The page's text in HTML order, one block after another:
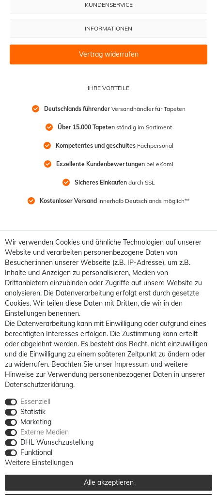
IHRE VORTEILE
Deutschlands führender Versandhändler für Tapeten
Über 15.000 Tapeten ständig im Sortiment
Kompetentes und geschultes Fachpersonal
Exzellente Kundenbewertungen bei eKomi
Sicheres Einkaufen durch SSL
Kostenloser Versand innerhalb Deutschlands möglich**
KUNDENSERVICE
INFORMATIONEN
Vertrag widerrufen
Wir verwenden Cookies und ähnliche Technologien auf unserer
Website und verarbeiten personenbezogene Daten von
Besucher:innen unserer Webseite (z.B. IP-Adresse), um z.B.
Inhalte und Anzeigen zu personalisieren, Medien von
Drittanbietern einzubinden oder Zugriffe auf unsere Website zu
analysieren. Die Datenverarbeitung erfolgt erst durch gesetzte
Cookies. Wir teilen diese Daten mit Dritten, die wir in den
Einstellungen benennen.
Die Datenverarbeitung kann mit Einwilligung oder aufgrund eines
berechtigten Interesses erfolgen. Die Zustimmung kann erteilt
oder abgelehnt werden. Es besteht das Recht, nicht einzuwilligen
und die Einwilligung zu einem späteren Zeitpunkt zu ändern oder
zu widerrufen. Beachten Sie unser Impressum und weitere
Hinweise zur Verwendung personenbezogener Daten in unserer
Daten­schutz­erklärung.
Essenziell
Statistik
Marketing
Externe Medien
DHL Wunschzustellung
Funktional
Weitere Einstellungen
Alle akzeptieren